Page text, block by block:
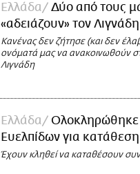
Ελλάδα
Δύο από τους
«αδειάζουν» τον
Κανένας δεν ζήτησε (και δεν
ονόματά μας να ανακοινωθούν
Λιγνάδη
Ελλάδα
Ολοκληρώθηκε
Ευελπίδων για
Έχουν κληθεί να καταθέσουν